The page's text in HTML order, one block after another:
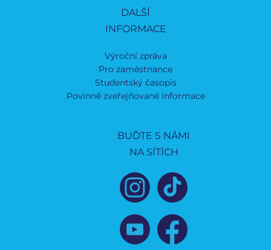
DALŠÍ
INFORMACE
Výroční zpráva
Pro zaměstnance
Studentský časopis
Povinně zveřejňované informace
BUĎTE S NÁMI
NA SÍTÍCH